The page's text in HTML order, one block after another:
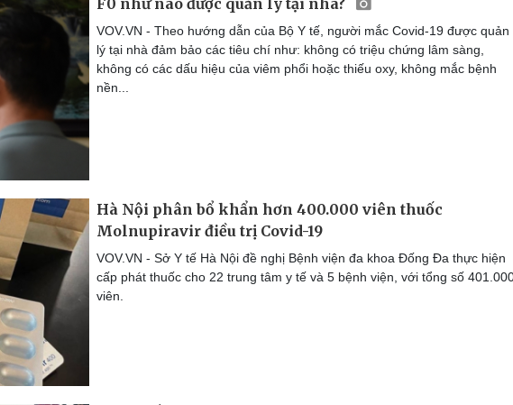
VOV.VN - Theo hướng dẫn của Bộ Y tế, người mắc Covid-19 được quản
lý tại nhà đảm bảo các tiêu chí như: không có triệu chứng lâm sàng,
không có các dấu hiệu của viêm phổi hoặc thiếu oxy, không mắc bệnh
nền...
Hà Nội phân bổ khẩn hơn 400.000 viên thuốc
Molnupiravir điều trị Covid-19
VOV.VN - Sở Y tế Hà Nội đề nghị Bệnh viện đa khoa Đống Đa thực hiện
cấp phát thuốc cho 22 trung tâm y tế và 5 bệnh viện, với tổng số
viên.